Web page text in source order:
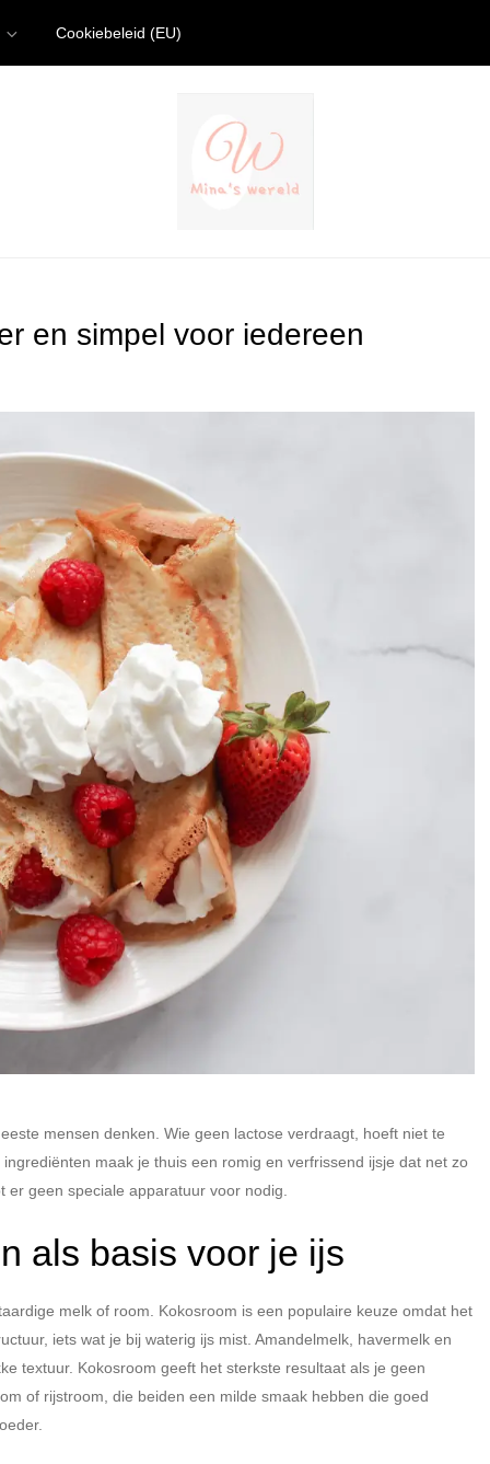
Cookiebeleid (EU)
en simpel voor iedereen
mensen denken. Wie geen lactose verdraagt, hoeft niet te
maak je thuis een romig en verfrissend ijsje dat net zo
geen speciale apparatuur voor nodig.
als basis voor je ijs
melk of room. Kokosroom is een populaire keuze omdat het
iets wat je bij waterig ijs mist. Amandelmelk, havermelk en
textuur. Kokosroom geeft het sterkste resultaat als je geen
of rijstroom, die beiden een milde smaak hebben die goed